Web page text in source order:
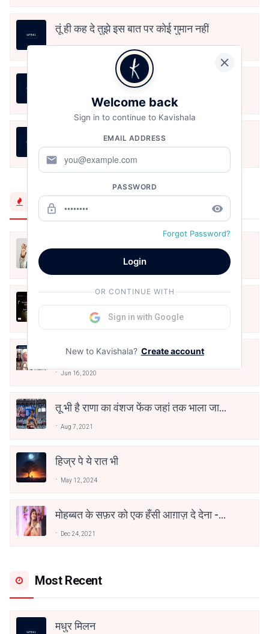
तूं ही कह दे तुझे इस बात पर कोई गुमान नहीं
Preeti Aug 9, 2026
हौसला, ख्वाबों के जरिये आयेगा।
Aug 9, 2026
राखी — एक अधूरी डोरी
Preeti
Trending Now
मैं शून्य पे सवार हूँ
Stay Safe | TVF's Aspirants
May 8, 2021
10 Greatest Hindi Poets Of India
Jun 16, 2020
तू भी है राणा का वंशज फेंक जहां तक भाला जाए:
Aug 7, 2021
हिज्र पे ये रात भी
May 12, 2024
मोहब्बत के सफ़र को एक हँसी आग़ाज़ दे देना -
Dec 24, 2021
Most Recent
मधुर मिलन
Welcome back
Sign in to continue to Kavishala
EMAIL ADDRESS
mail
PASSWORD
lock_outline remove_red_eye
Forgot Password?
Login
OR CONTINUE WITH
Sign in with Google
New to Kavishala? Create account